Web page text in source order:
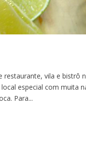
restaurante, vila e bistrô
especial com muita
Para...